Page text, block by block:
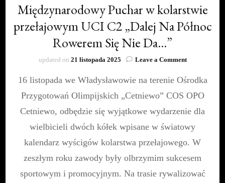
Międzynarodowy Puchar w kolarstwie
przełajowym UCI C2 „Dalej Na Północ
Rowerem Się Nie Da…”
updated on 21 listopada 2025 Leave a Commenton
Puchar
kolarstwie
przełajowym
C2
„Dalej
Północ
Rowerem
16 listopada we Władysławowie na terenie Ośrodka
Przygotowań Olimpijskich „Cetniewo” COS OPO
Cetniewo, odbędzie się wyjątkowe wydarzenie dla
wielbicieli dwóch kółek wpisane w światowy
kalendarz wyścigów kolarstwa przełajowego. W
zeszłym roku zawody były olbrzymim sukcesem
sportowym i promocyjnym. Na trasie rywalizować